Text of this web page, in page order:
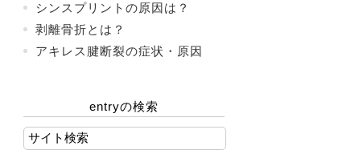
シンスプリントの原因は？
剥離骨折とは？
アキレス腱断裂の症状・原因
entryの検索